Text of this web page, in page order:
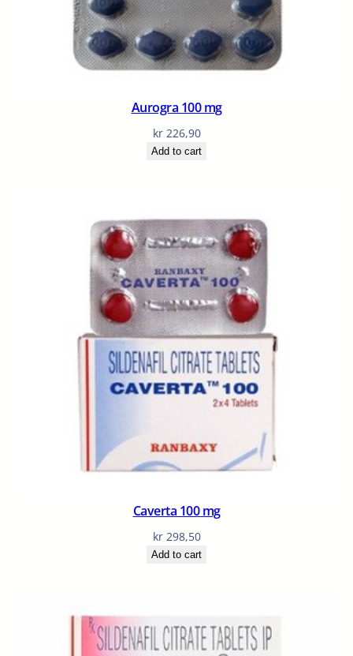
Aurogra 100 mg
kr226,90
Add to cart
Caverta 100 mg
kr298,50
Add to cart